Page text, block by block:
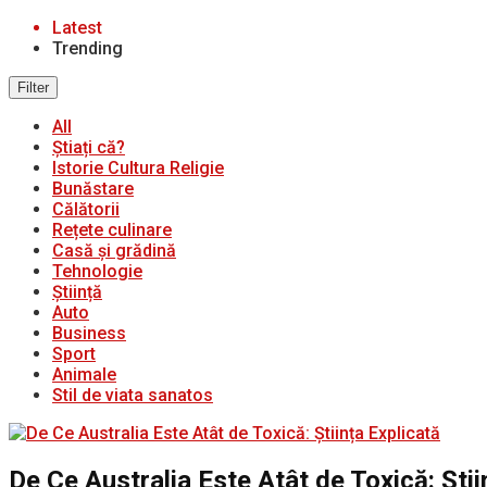
Latest
Trending
Filter
All
Știați că?
Istorie Cultura Religie
Bunăstare
Călătorii
Rețete culinare
Casă și grădină
Tehnologie
Știință
Auto
Business
Sport
Animale
Stil de viata sanatos
De Ce Australia Este Atât de Toxică: